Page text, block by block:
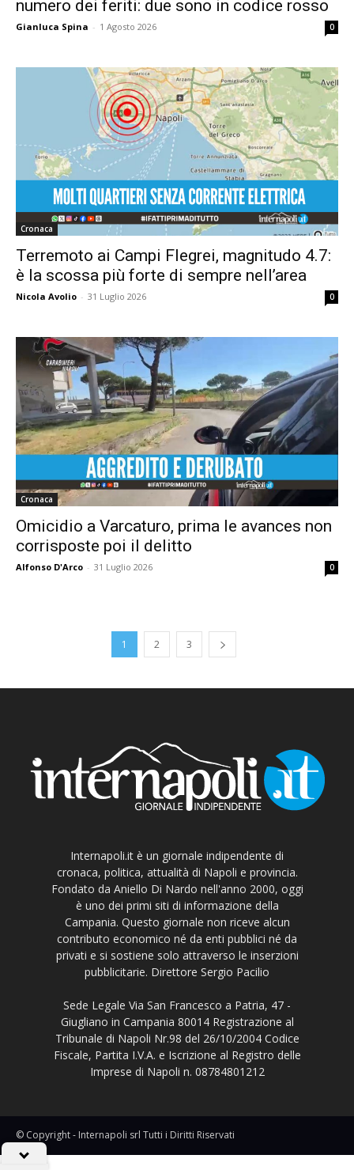
numero dei feriti: due sono in codice rosso
Gianluca Spina - 1 Agosto 2026 0
Cronaca
Terremoto ai Campi Flegrei, magnitudo 4.7:
è la scossa più forte di sempre nell’area
Nicola Avolio - 31 Luglio 2026 0
Cronaca
Omicidio a Varcaturo, prima le avances non
corrisposte poi il delitto
Alfonso D'Arco - 31 Luglio 2026 0
1 2 3
Internapoli.it è un giornale indipendente di
cronaca, politica, attualità di Napoli e provincia.
Fondato da Aniello Di Nardo nell'anno 2000, oggi
è uno dei primi siti di informazione della
Campania. Questo giornale non riceve alcun
contributo economico né da enti pubblici né da
privati e si sostiene solo attraverso le inserzioni
pubblicitarie. Direttore Sergio Pacilio
Sede Legale Via San Francesco a Patria, 47 -
Giugliano in Campania 80014 Registrazione al
Tribunale di Napoli Nr.98 del 26/10/2004 Codice
Fiscale, Partita I.V.A. e Iscrizione al Registro delle
Imprese di Napoli n. 08784801212
© Copyright - Internapoli srl Tutti i Diritti Riservati